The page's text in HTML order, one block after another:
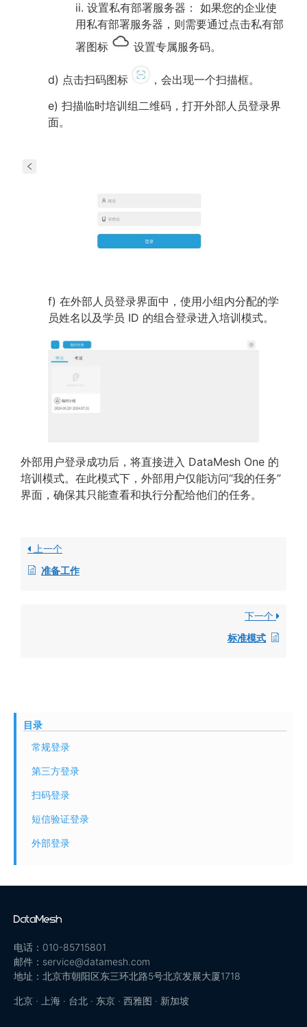
ii. 设置私有部署服务器： 如果您的企业使
用私有部署服务器，则需要通过点击私有部
署图标
设置专属服务码。
d) 点击扫码图标
，会出现一个扫描框。
e) 扫描临时培训组二维码，打开外部人员登录界
面。
f) 在外部人员登录界面中，使用小组内分配的学
员姓名以及学员 ID 的组合登录进入培训模式。
外部用户登录成功后，将直接进入 DataMesh One 的
培训模式。在此模式下，外部用户仅能访问“我的任务”
界面，确保其只能查看和执行分配给他们的任务。
上一个
准备工作
下一个
标准模式
目录
常规登录
第三方登录
扫码登录
短信验证登录
外部登录
电话：010-85715801
邮件：service@datamesh.com
地址：北京市朝阳区东三环北路5号北京发展大厦1718
北京 · 上海 · 台北 · 东京 · 西雅图 · 新加坡